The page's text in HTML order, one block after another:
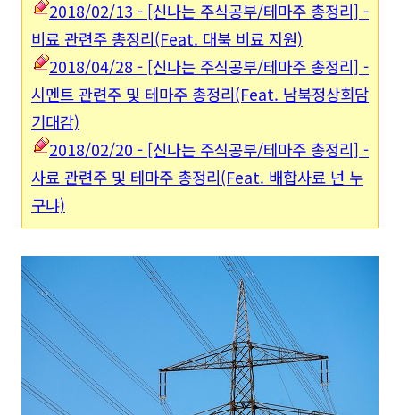
2018/02/13 - [신나는 주식공부/테마주 총정리] -
비료 관련주 총정리(Feat. 대북 비료 지원)
2018/04/28 - [신나는 주식공부/테마주 총정리] -
시멘트 관련주 및 테마주 총정리(Feat. 남북정상회담
기대감)
2018/02/20 - [신나는 주식공부/테마주 총정리] -
사료 관련주 및 테마주 총정리(Feat. 배합사료 넌 누
구냐)